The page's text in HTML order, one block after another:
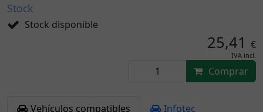
Stock
Stock disponible
25,41 €
IVA incl.
Comprar
Vehículos compatibles Infotec